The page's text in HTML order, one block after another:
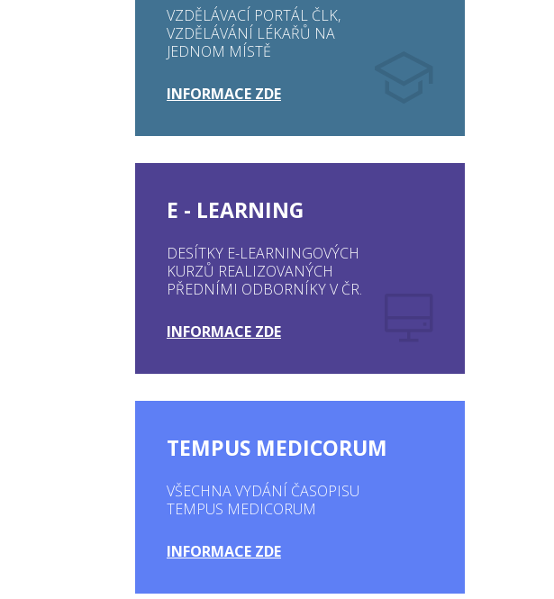
VZDĚLÁVACÍ PORTÁL ČLK,
VZDĚLÁVÁNÍ LÉKAŘŮ NA
JEDNOM MÍSTĚ
INFORMACE ZDE
E - LEARNING
DESÍTKY E-LEARNINGOVÝCH
KURZŮ REALIZOVANÝCH
PŘEDNÍMI ODBORNÍKY V ČR.
INFORMACE ZDE
TEMPUS MEDICORUM
VŠECHNA VYDÁNÍ ČASOPISU
TEMPUS MEDICORUM
INFORMACE ZDE